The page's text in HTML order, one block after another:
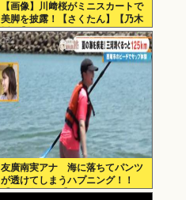
【画像】川﨑桜がミニスカートで
美脚を披露！【さくたん】【乃木
坂46】
友廣南実アナ 海に落ちてパンツ
が透けてしまうハプニング！！
【GIF動画あり】